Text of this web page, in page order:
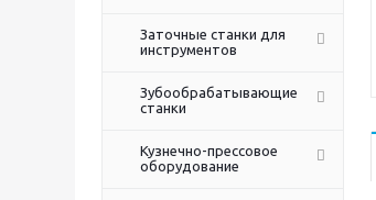
Заточные станки для
инструментов
Зубообрабатывающие
станки
Кузнечно-прессовое
оборудование